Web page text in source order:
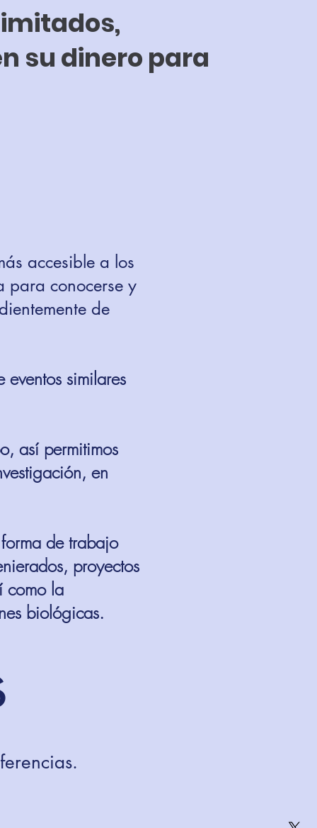
su dinero para
accesible a los
para conocerse y
de
similares
así permitimos
en
de trabajo
proyectos
como la
biológicas.